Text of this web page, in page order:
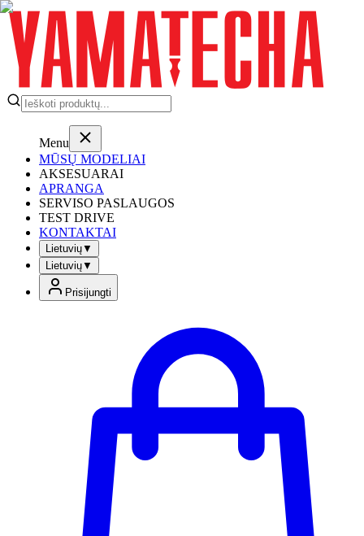
Menu
MŪSŲ MODELIAI
AKSESUARAI
APRANGA
SERVISO PASLAUGOS
TEST DRIVE
KONTAKTAI
Lietuvių▼
Lietuvių▼
Prisijungti